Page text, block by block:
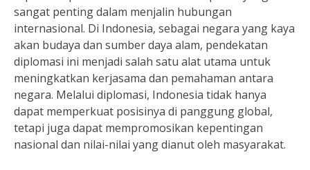
sangat penting dalam menjalin hubungan
internasional. Di Indonesia, sebagai negara yang kaya
akan budaya dan sumber daya alam, pendekatan
diplomasi ini menjadi salah satu alat utama untuk
meningkatkan kerjasama dan pemahaman antara
negara. Melalui diplomasi, Indonesia tidak hanya
dapat memperkuat posisinya di panggung global,
tetapi juga dapat mempromosikan kepentingan
nasional dan nilai-nilai yang dianut oleh masyarakat.